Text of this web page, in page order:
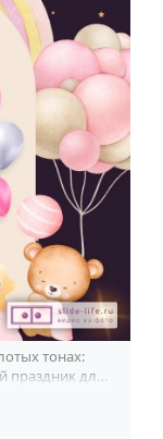
тонах:
праздник для